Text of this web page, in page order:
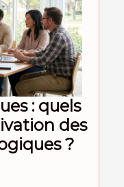
: quels
des
?